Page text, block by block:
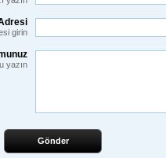
girin
yazın
Gönder